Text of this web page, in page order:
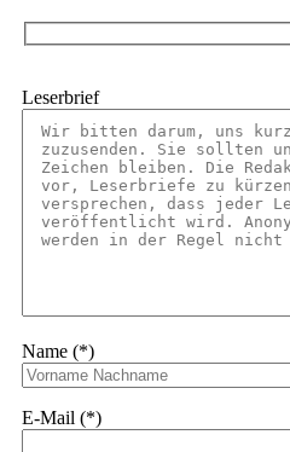
Leserbrief
Name (*)
E-Mail (*)